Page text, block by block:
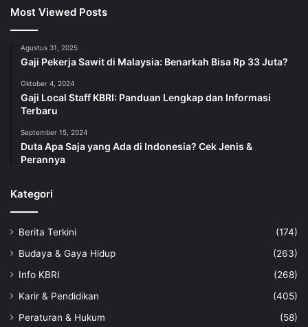
Most Viewed Posts
Agustus 31, 2025
Gaji Pekerja Sawit di Malaysia: Benarkah Bisa Rp 33 Juta?
Oktober 4, 2024
Gaji Local Staff KBRI: Panduan Lengkap dan Informasi
Terbaru
September 15, 2024
Duta Apa Saja yang Ada di Indonesia? Cek Jenis &
Perannya
Kategori
Berita Terkini
(174)
Budaya & Gaya Hidup
(263)
Info KBRI
(268)
Karir & Pendidikan
(405)
Peraturan & Hukum
(58)